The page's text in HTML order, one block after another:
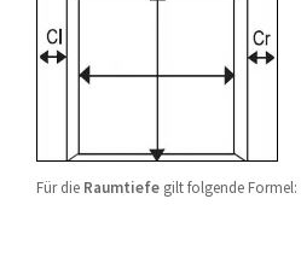
Für die Raumtiefe gilt folgende Formel: